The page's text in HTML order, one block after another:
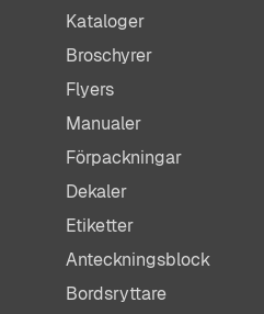
Kataloger
Broschyrer
Flyers
Manualer
Förpackningar
Dekaler
Etiketter
Anteckningsblock
Bordsryttare